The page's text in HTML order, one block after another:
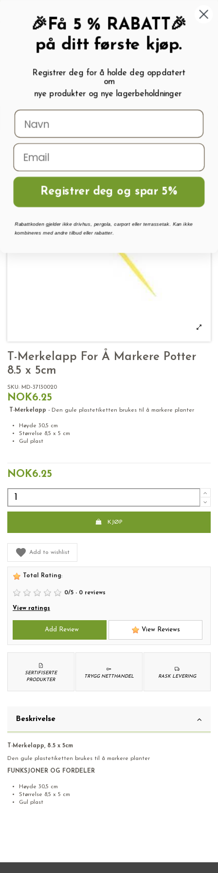
My wishlist ( 0
Menu Søk Logg inn Handlevogn
Hjem
Potter 8.5 x 5cm
T-Merkelapp For Å Markere Potter
8.5 x 5cm
SKU: MD-37130020
NOK6.25
T-Merkelapp - Den gule plastetiketten brukes til å markere planter
Høyde 30,5 cm
Størrelse 8,5 x 5 cm
Gul plast
NOK6.25
KJØP
Add to wishlist
Total Rating:
0/5 - 0 reviews
View ratings
Add Review View Reviews
RASK LEVERING
TRYGG NETTHANDEL
SERTIFISERTE
PRODUKTER
Beskrivelse
T-Merkelapp, 8.5 x 5cm
Den gule plastetiketten brukes til å markere planter
FUNKSJONER OG FORDELER
Høyde 30,5 cm
Størrelse 8,5 x 5 cm
Gul plast
🎉Få 5 % RABATT🎉
på ditt første kjøp.
Registrer deg for å holde deg oppdatert
om
nye produkter og nye lagerbeholdninger
Registrer deg og spar 5%
Rabattkoden gjelder ikke drivhus, pergola, carport eller terrassetak. Kan ikke
kombineres med andre tilbud eller rabatter.